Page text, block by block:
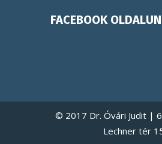
FACEBOOK
© 2017 Dr. Óvári Judit |
Lechner tér